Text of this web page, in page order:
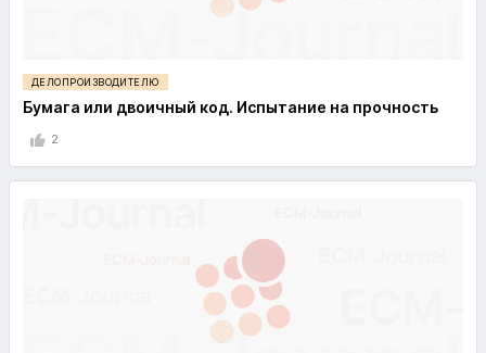
ДЕЛОПРОИЗВОДИТЕЛЮ
Бумага или двоичный код. Испытание на прочность
2